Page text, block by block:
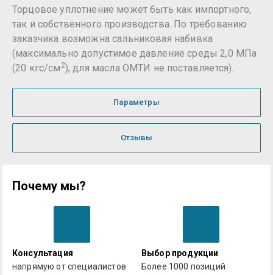
Торцовое уплотнение может быть как импортного,
так и собственного производства. По требованию
заказчика возможна сальниковая набивка
(максимально допустимое давление среды 2,0 МПа
(20 кгс/см 2), для масла ОМТИ не поставляется).
Параметры
Отзывы
Почему мы?
Консультация
напрямую от специалистов
Выбор продукции
Более 1000 позиций